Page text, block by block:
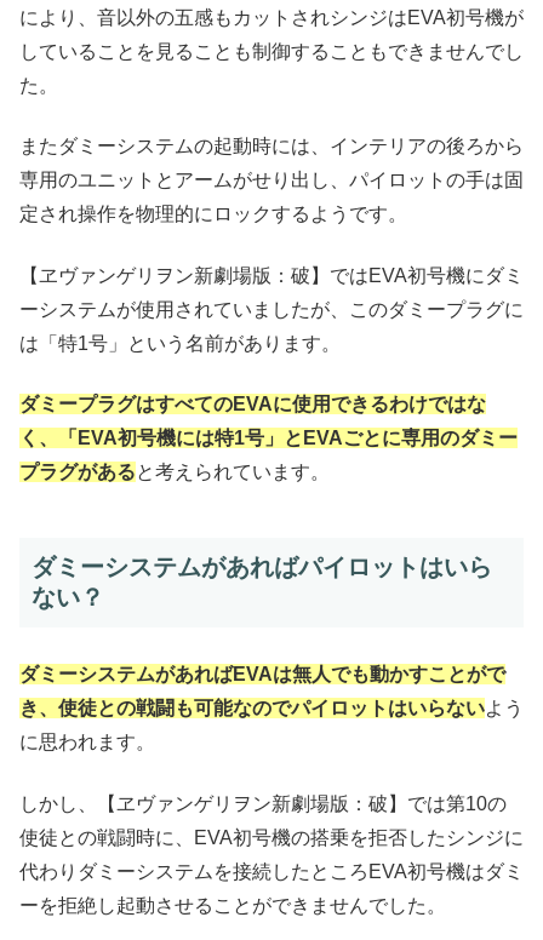
により、音以外の五感もカットされシンジはEVA初号機が
していることを見ることも制御することもできませんでし
た。
またダミーシステムの起動時には、インテリアの後ろから
専用のユニットとアームがせり出し、パイロットの手は固
定され操作を物理的にロックするようです。
【ヱヴァンゲリヲン新劇場版：破】ではEVA初号機にダミ
ーシステムが使用されていましたが、このダミープラグに
は「特1号」という名前があります。
ダミープラグはすべてのEVAに使用できるわけではな
く、「EVA初号機には特1号」とEVAごとに専用のダミー
プラグがあると考えられています。
ダミーシステムがあればパイロットはいら
ない？
ダミーシステムがあればEVAは無人でも動かすことがで
き、使徒との戦闘も可能なのでパイロットはいらないよう
に思われます。
しかし、【ヱヴァンゲリヲン新劇場版：破】では第10の
使徒との戦闘時に、EVA初号機の搭乗を拒否したシンジに
代わりダミーシステムを接続したところEVA初号機はダミ
ーを拒絶し起動させることができませんでした。